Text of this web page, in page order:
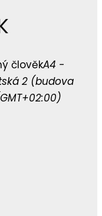
člověkA4 -
2 (budova